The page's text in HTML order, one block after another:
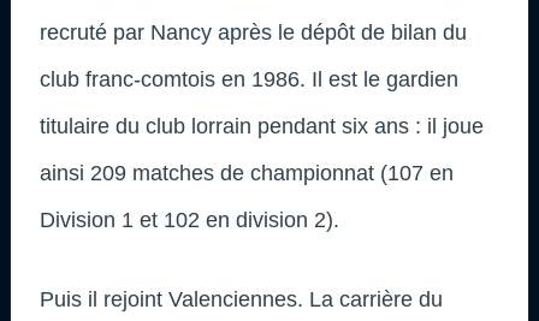
recruté par Nancy après le dépôt de bilan du
club franc-comtois en 1986. Il est le gardien
titulaire du club lorrain pendant six ans : il joue
ainsi 209 matches de championnat (107 en
Division 1 et 102 en division 2).
Puis il rejoint Valenciennes. La carrière du